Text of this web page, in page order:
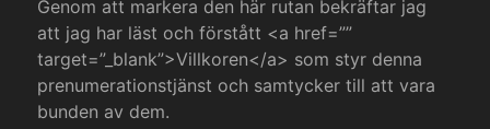
Genom att markera den här rutan bekräftar jag
att jag har läst och förstått <a href=””
target=”_blank”>Villkoren</a> som styr denna
prenumerationstjänst och samtycker till att vara
bunden av dem.